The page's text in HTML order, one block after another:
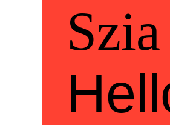
Szia
Szia